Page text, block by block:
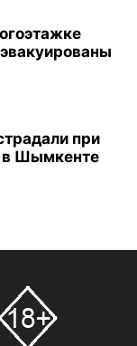
при
в Шымкенте